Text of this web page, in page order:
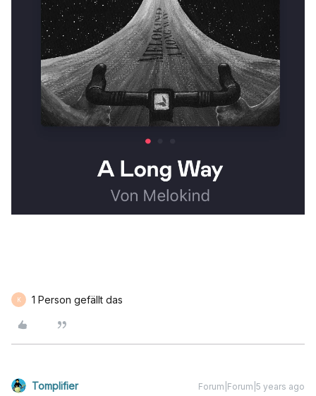
K 1 Person gefällt das
Tomplifier Forum|Forum|5 years ago